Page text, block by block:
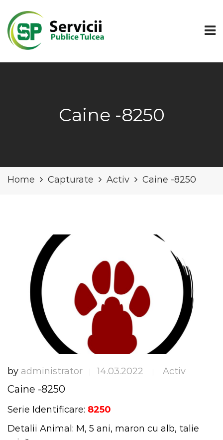
Caine -8250
Home Capturate Activ Caine -8250
by administrator 14.03.2022 Activ
Caine -8250
Serie Identificare: 8250
Detalii Animal: M, 5 ani, maron cu alb, talie